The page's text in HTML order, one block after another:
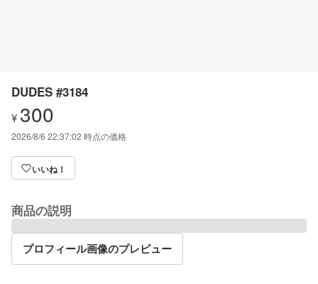
DUDES #3184
¥ 300
2026/8/6 22:37:02 時点の価格
いいね！
商品の説明
プロフィール画像のプレビュー